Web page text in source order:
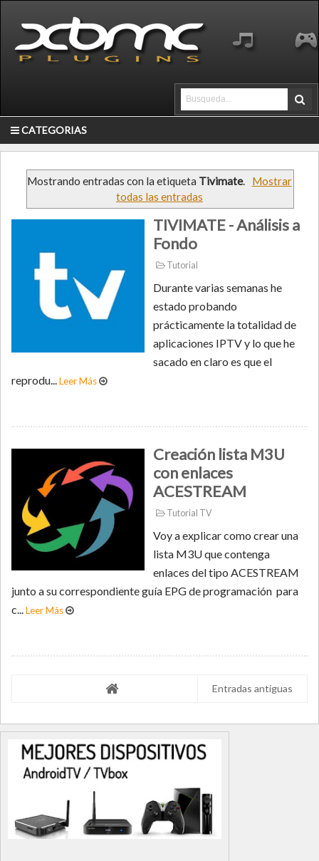
CATEGORIAS
Mostrando entradas con la etiqueta Tivimate.
Mostrar
todas las entradas
TIVIMATE - Análisis a
Fondo
Tutorial
Durante varias semanas he
estado probando
prácticamente la totalidad de
aplicaciones IPTV y lo que he
sacado en claro es que el
reprodu...Leer Más
Creación lista M3U
con enlaces
ACESTREAM
Tutorial TV
Voy a explicar como crear una
lista M3U que contenga
enlaces del tipo ACESTREAM
junto a su correspondiente guía EPG de programación para
c...Leer Más
Entradas antiguas